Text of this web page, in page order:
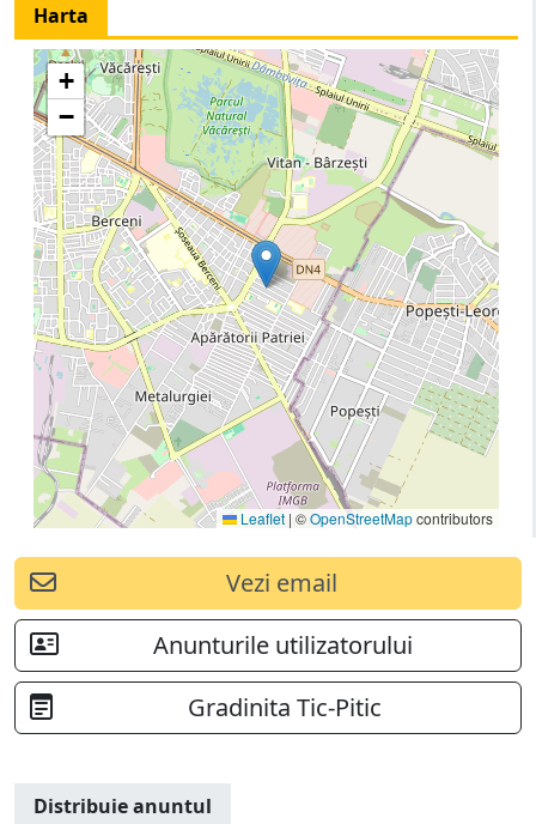
Harta
+
−
Leaflet | ©OpenStreetMapcontributors
Vezi email
Anunturile utilizatorului
Gradinita Tic-Pitic
Distribuie anuntul